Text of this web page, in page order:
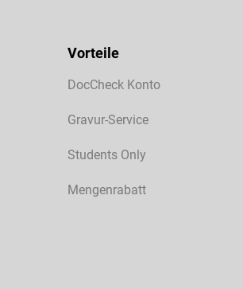
Vorteile
DocCheck Konto
Gravur-Service
Students Only
Mengenrabatt